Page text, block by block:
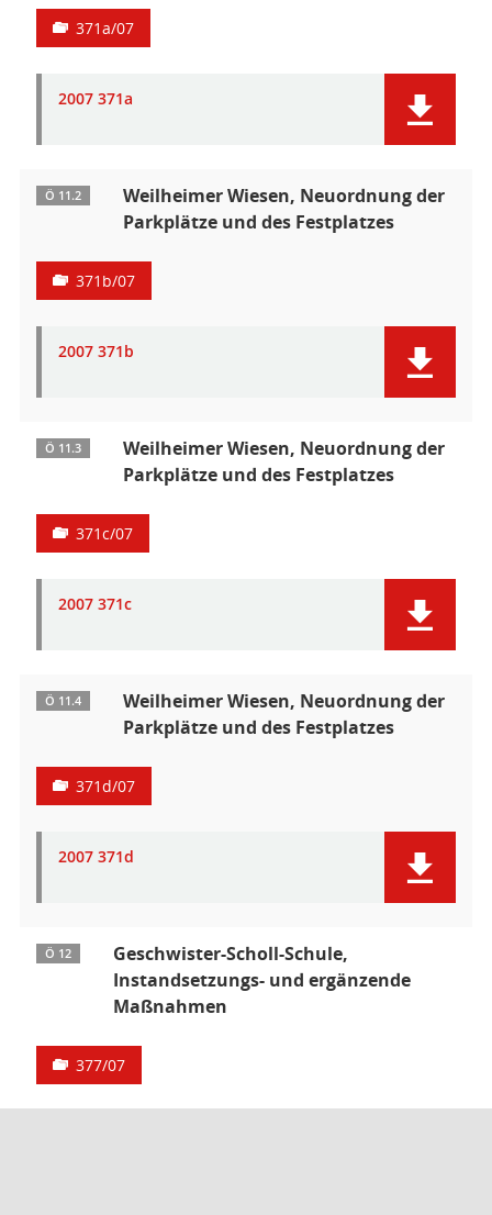
371a/07
2007 371a
Ö 11.2
Weilheimer Wiesen, Neuordnung der
Parkplätze und des Festplatzes
371b/07
2007 371b
Ö 11.3
Weilheimer Wiesen, Neuordnung der
Parkplätze und des Festplatzes
371c/07
2007 371c
Ö 11.4
Weilheimer Wiesen, Neuordnung der
Parkplätze und des Festplatzes
371d/07
2007 371d
Ö 12
Geschwister-Scholl-Schule,
Instandsetzungs- und ergänzende
Maßnahmen
377/07